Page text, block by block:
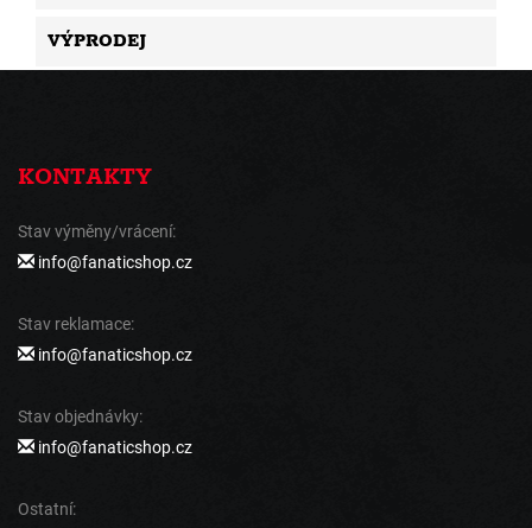
VÝPRODEJ
KONTAKTY
Stav výměny/vrácení:
info@fanaticshop.cz
Stav reklamace:
info@fanaticshop.cz
Stav objednávky:
info@fanaticshop.cz
Ostatní: